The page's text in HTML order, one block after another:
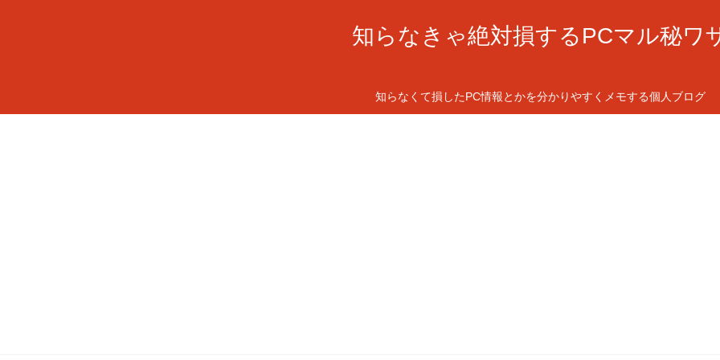
知らなきゃ絶対損するPCマル秘ワ
知らなくて損したPC情報とかを分かりやすくメモする個人ブログ